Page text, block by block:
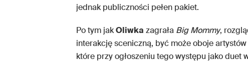
jednak publiczności pełen pakiet.
Po tym jakOliwka zagrała Big Mommy,
interakcję sceniczną, być może oboje
które przy ogłoszeniu tego występu jako duet